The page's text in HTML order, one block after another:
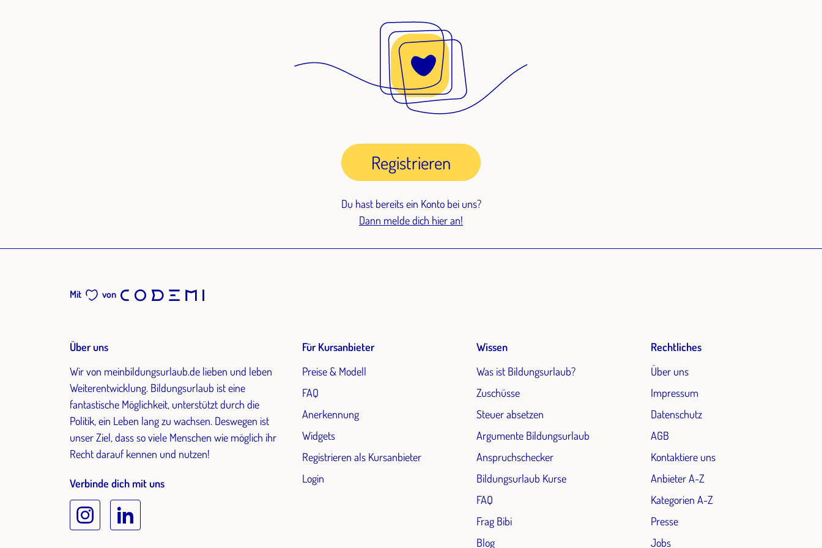
Registrieren
Du hast bereits ein Konto bei uns?
Dann melde dich hier an!
Mit von
Über uns
Wir von meinbildungsurlaub.de lieben und leben
Weiterentwicklung. Bildungsurlaub ist eine
fantastische Möglichkeit, unterstützt durch die
Politik, ein Leben lang zu wachsen. Deswegen ist
unser Ziel, dass so viele Menschen wie möglich ihr
Recht darauf kennen und nutzen!
Verbinde dich mit uns
Für Kursanbieter
Preise & Modell
FAQ
Anerkennung
Widgets
Registrieren als Kursanbieter
Login
Wissen
Was ist Bildungsurlaub?
Zuschüsse
Steuer absetzen
Argumente Bildungsurlaub
Anspruchschecker
Bildungsurlaub Kurse
FAQ
Frag Bibi
Blog
Rechtliches
Über uns
Impressum
Datenschutz
AGB
Kontaktiere uns
Anbieter A-Z
Kategorien A-Z
Presse
Jobs